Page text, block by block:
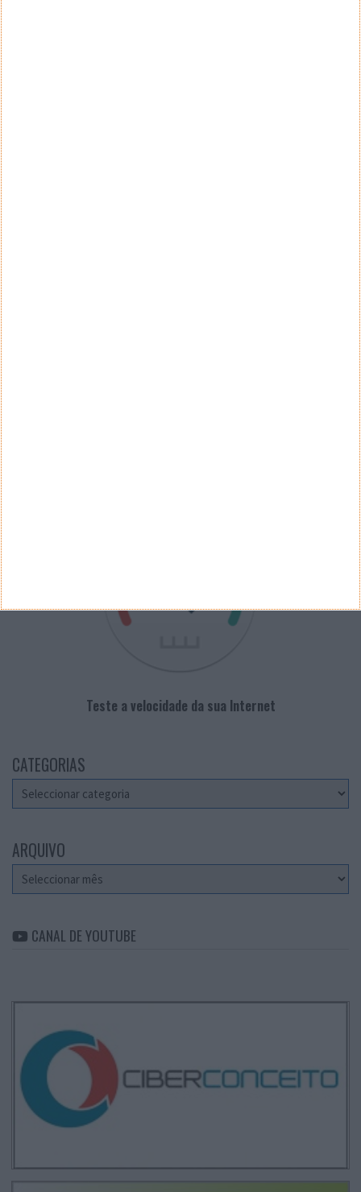
Teste a velocidade da sua Internet
CATEGORIAS
Categorias
ARQUIVO
Arquivo
CANAL DE YOUTUBE